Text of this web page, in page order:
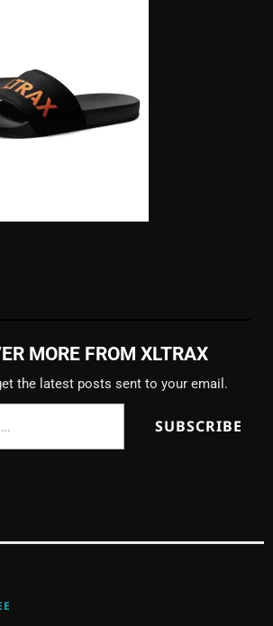
MORE FROM XLTRAX
the latest posts sent to your email.
SUBSCRIBE